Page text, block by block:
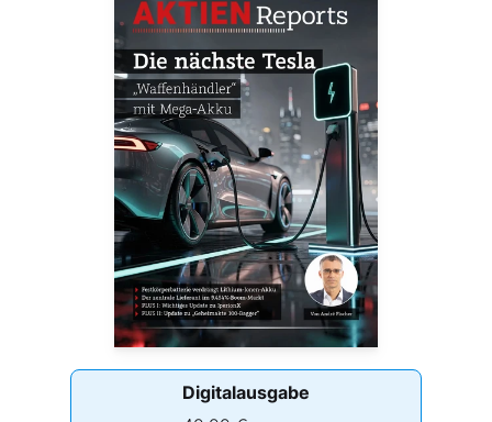
Digitalausgabe